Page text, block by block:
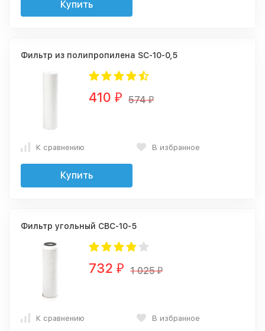
Купить
Фильтр из полипропилена SC-10-0,5
410 ₽ 574₽
К сравнению В избранное
Купить
Фильтр угольный CBC-10-5
732 ₽ 1 025₽
К сравнению В избранное